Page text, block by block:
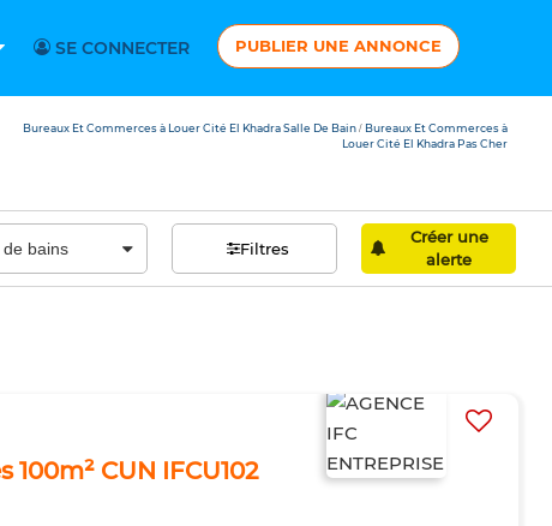
SE CONNECTER PUBLIER UNE ANNONCE
Bureaux Et Commerces à Louer Cité El Khadra Salle De Bain / Bureaux Et Commerces à
Louer Cité El Khadra Pas Cher
Filtres
Créer une
alerte
100m² CUN IFCU102